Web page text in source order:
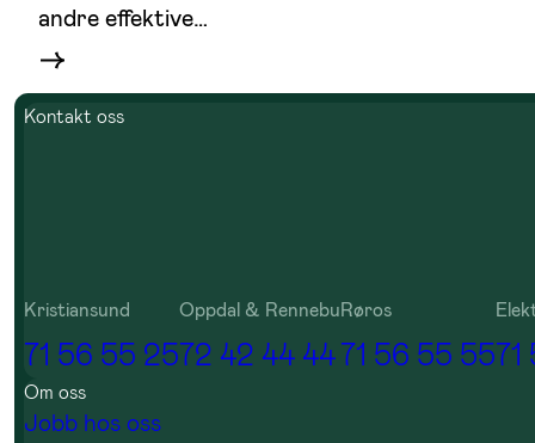
andre effektive…
Kontakt oss
Kristiansund
71 56 55 25
Oppdal & Rennebu
72 42 44 44
Røros
71 56 55 55
Om oss
Jobb hos oss